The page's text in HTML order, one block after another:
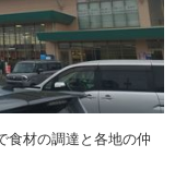
食材の調達と各地の仲